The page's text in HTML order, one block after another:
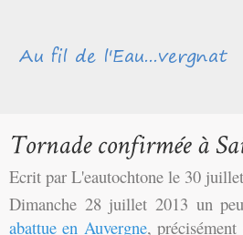
Ecrit par L'eautochtone le 30
Dimanche 28 juillet 2013 un
abattue en Auvergne,